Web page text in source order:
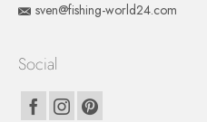
sven@fishing-world24.com
Social